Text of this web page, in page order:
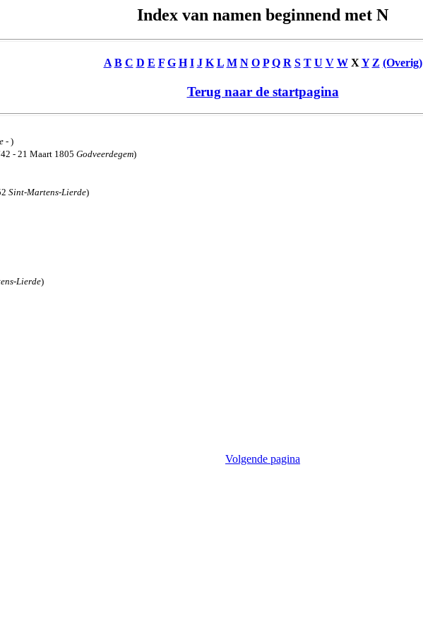
Index van namen beginnend met N
A B C D E F G H I J K L M N O P Q R S T U V WX Y Z (Overig)
Terug naar de startpagina
- )
- 21 Maart 1805 Godveerdegem)
Sint-Martens-Lierde)
Lierde)
Volgende pagina